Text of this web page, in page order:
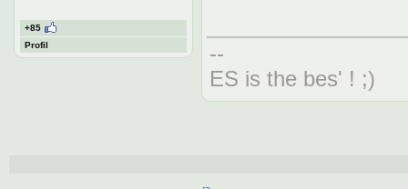
+85
Profil
--
ES is the bes' ! ;)